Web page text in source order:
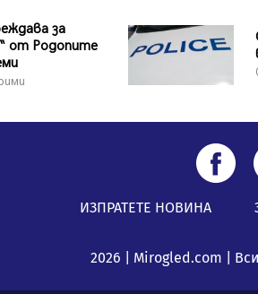
за
от Родопите
ИЗПРАТЕТЕ НОВИНА
2026 | Mirogled.com |